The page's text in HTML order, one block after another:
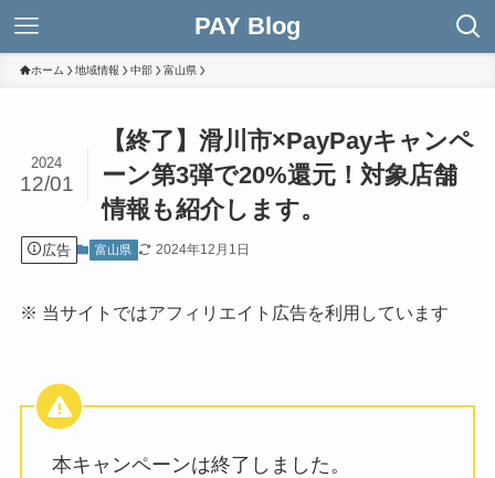
PAY Blog
ホーム 地域情報 中部 富山県
【終了】滑川市×PayPayキャンペ
ーン第3弾で20%還元！対象店舗
情報も紹介します。
2024
12/01
広告 富山県 2024年12月1日
※ 当サイトではアフィリエイト広告を利用しています
本キャンペーンは終了しました。